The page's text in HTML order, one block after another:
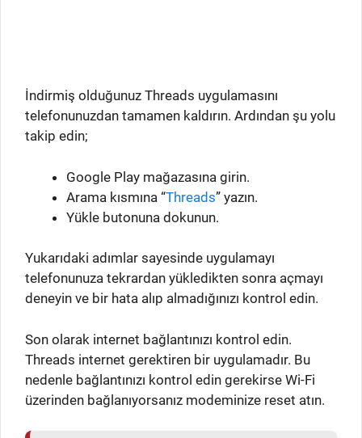
İndirmiş olduğunuz Threads uygulamasını
telefonunuzdan tamamen kaldırın. Ardından şu yolu
takip edin;
Google Play mağazasına girin.
Arama kısmına “Threads” yazın.
Yükle butonuna dokunun.
Yukarıdaki adımlar sayesinde uygulamayı
telefonunuza tekrardan yükledikten sonra açmayı
deneyin ve bir hata alıp almadığınızı kontrol edin.
Son olarak internet bağlantınızı kontrol edin.
Threads internet gerektiren bir uygulamadır. Bu
nedenle bağlantınızı kontrol edin gerekirse Wi-Fi
üzerinden bağlanıyorsanız modeminize reset atın.